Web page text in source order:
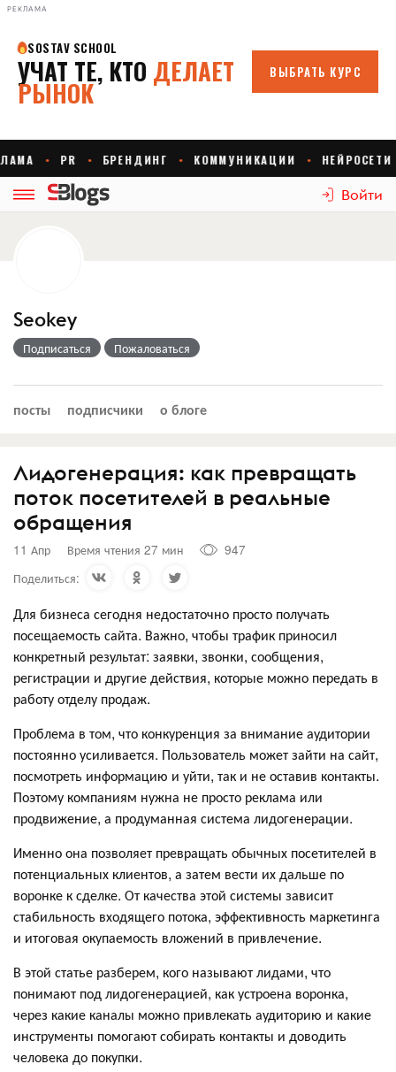
РЕКЛАМА
Войти
Seokey
Подписаться Пожаловаться
посты подписчики о блоге
Лидогенерация: как превращать
поток посетителей в реальные
обращения
11 Апр Время чтения 27 мин
947
Поделиться:
Для бизнеса сегодня недостаточно просто получать
посещаемость сайта. Важно, чтобы трафик приносил
конкретный результат: заявки, звонки, сообщения,
регистрации и другие действия, которые можно передать в
работу отделу продаж.
Проблема в том, что конкуренция за внимание аудитории
постоянно усиливается. Пользователь может зайти на сайт,
посмотреть информацию и уйти, так и не оставив контакты.
Поэтому компаниям нужна не просто реклама или
продвижение, а продуманная система лидогенерации.
Именно она позволяет превращать обычных посетителей в
потенциальных клиентов, а затем вести их дальше по
воронке к сделке. От качества этой системы зависит
стабильность входящего потока, эффективность маркетинга
и итоговая окупаемость вложений в привлечение.
В этой статье разберем, кого называют лидами, что
понимают под лидогенерацией, как устроена воронка,
через какие каналы можно привлекать аудиторию и какие
инструменты помогают собирать контакты и доводить
человека до покупки.